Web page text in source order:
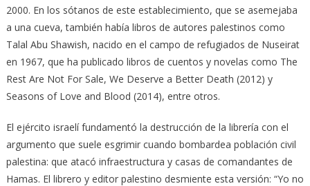
2000. En los sótanos de este establecimiento, que se asemejaba
a una cueva, también había libros de autores palestinos como
Talal Abu Shawish, nacido en el campo de refugiados de Nuseirat
en 1967, que ha publicado libros de cuentos y novelas como The
Rest Are Not For Sale, We Deserve a Better Death (2012) y
Seasons of Love and Blood (2014), entre otros.
El ejército israelí fundamentó la destrucción de la librería con el
argumento que suele esgrimir cuando bombardea población civil
palestina: que atacó infraestructura y casas de comandantes de
Hamas. El librero y editor palestino desmiente esta versión: “Yo no